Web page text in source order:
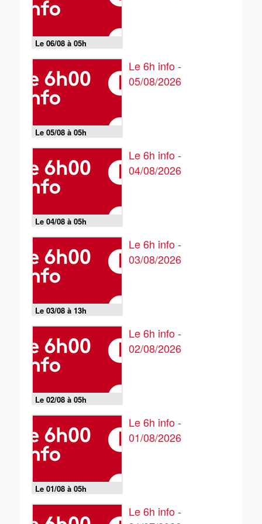
Le 06/08 à 05h
Le 05/08 à 05h
Le 6h info -
05/08/2026
Le 04/08 à 05h
Le 6h info -
04/08/2026
Le 03/08 à 13h
Le 6h info -
03/08/2026
Le 02/08 à 05h
Le 6h info -
02/08/2026
Le 01/08 à 05h
Le 6h info -
01/08/2026
Le 6h info -